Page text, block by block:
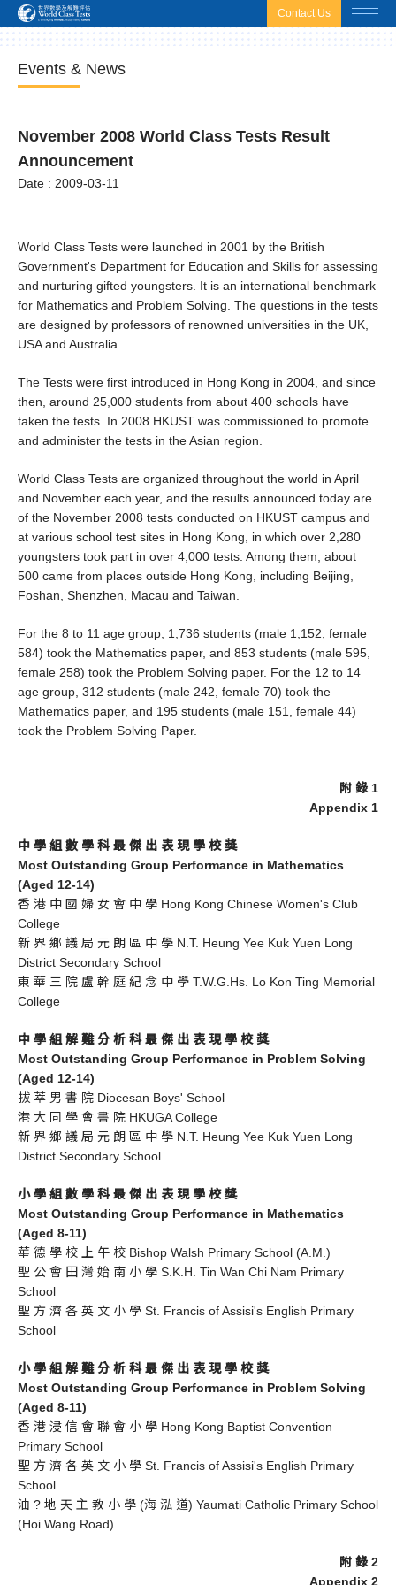
html.headscripthtml.afterbodyscript Contact Us
Events & News
November 2008 World Class Tests Result
Announcement
Date : 2009-03-11
World Class Tests were launched in 2001 by the British
Government's Department for Education and Skills for assessing
and nurturing gifted youngsters. It is an international benchmark
for Mathematics and Problem Solving. The questions in the tests
are designed by professors of renowned universities in the UK,
USA and Australia.
The Tests were first introduced in Hong Kong in 2004, and since
then, around 25,000 students from about 400 schools have
taken the tests. In 2008 HKUST was commissioned to promote
and administer the tests in the Asian region.
World Class Tests are organized throughout the world in April
and November each year, and the results announced today are
of the November 2008 tests conducted on HKUST campus and
at various school test sites in Hong Kong, in which over 2,280
youngsters took part in over 4,000 tests. Among them, about
500 came from places outside Hong Kong, including Beijing,
Foshan, Shenzhen, Macau and Taiwan.
For the 8 to 11 age group, 1,736 students (male 1,152, female
584) took the Mathematics paper, and 853 students (male 595,
female 258) took the Problem Solving paper. For the 12 to 14
age group, 312 students (male 242, female 70) took the
Mathematics paper, and 195 students (male 151, female 44)
took the Problem Solving Paper.
附 錄 1
Appendix 1
中 學 組 數 學 科 最 傑 出 表 現 學 校 獎
Most Outstanding Group Performance in Mathematics
(Aged 12-14)
香 港 中 國 婦 女 會 中 學 Hong Kong Chinese Women's Club
College
新 界 鄉 議 局 元 朗 區 中 學 N.T. Heung Yee Kuk Yuen Long
District Secondary School
東 華 三 院 盧 幹 庭 紀 念 中 學 T.W.G.Hs. Lo Kon Ting Memorial
College
中 學 組 解 難 分 析 科 最 傑 出 表 現 學 校 獎
Most Outstanding Group Performance in Problem Solving
(Aged 12-14)
拔 萃 男 書 院 Diocesan Boys' School
港 大 同 學 會 書 院 HKUGA College
新 界 鄉 議 局 元 朗 區 中 學 N.T. Heung Yee Kuk Yuen Long
District Secondary School
小 學 組 數 學 科 最 傑 出 表 現 學 校 獎
Most Outstanding Group Performance in Mathematics
(Aged 8-11)
華 德 學 校 上 午 校 Bishop Walsh Primary School (A.M.)
聖 公 會 田 灣 始 南 小 學 S.K.H. Tin Wan Chi Nam Primary
School
聖 方 濟 各 英 文 小 學 St. Francis of Assisi's English Primary
School
小 學 組 解 難 分 析 科 最 傑 出 表 現 學 校 獎
Most Outstanding Group Performance in Problem Solving
(Aged 8-11)
香 港 浸 信 會 聯 會 小 學 Hong Kong Baptist Convention
Primary School
聖 方 濟 各 英 文 小 學 St. Francis of Assisi's English Primary
School
油 ? 地 天 主 教 小 學 (海 泓 道) Yaumati Catholic Primary School
(Hoi Wang Road)
附 錄 2
Appendix 2